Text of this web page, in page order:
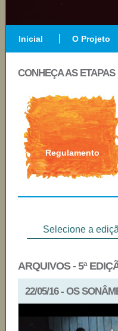
Inicial O Projeto
CONHEÇA AS
Regulamento
Selecione a
ARQUIVOS - 5ª
22/05/16 - OS